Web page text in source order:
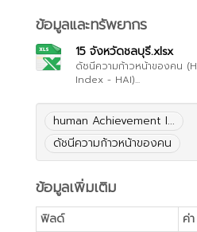
ข้อมูลและทรัพยากร
15 จังหวัดชลบุรี.xlsx
ดัชนีความก้าวหน้าของคน
Index - HAI)...
human Achievement I...
ดัชนีความก้าวหน้าของคน
ข้อมูลเพิ่มเติม
ฟิลด์
ค่า